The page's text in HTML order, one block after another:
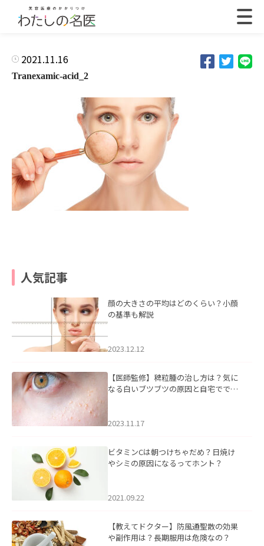
2021.11.16
Tranexamic-acid_2
人気記事
顔の大きさの平均はどのくらい？小顔
の基準も解説
2023.12.12
【医師監修】稗粒腫の治し方は？気に
なる白いブツブツの原因と自宅ででき
2023.11.17
ビタミンCは朝つけちゃだめ？日焼け
やシミの原因になるってホント？
2021.09.22
【教えてドクター】防風通聖散の効果
や副作用は？長期服用は危険なの？